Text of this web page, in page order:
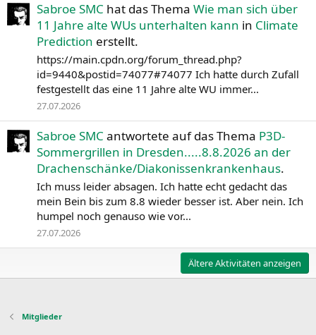
Sabroe SMC hat das Thema Wie man sich über
11 Jahre alte WUs unterhalten kann in Climate
Prediction erstellt.
https://main.cpdn.org/forum_thread.php?
id=9440&postid=74077#74077 Ich hatte durch Zufall
festgestellt das eine 11 Jahre alte WU immer...
27.07.2026
Sabroe SMC antwortete auf das Thema P3D-
Sommergrillen in Dresden.....8.8.2026 an der
Drachenschänke/Diakonissenkrankenhaus.
Ich muss leider absagen. Ich hatte echt gedacht das
mein Bein bis zum 8.8 wieder besser ist. Aber nein. Ich
humpel noch genauso wie vor...
27.07.2026
Ältere Aktivitäten anzeigen
Mitglieder